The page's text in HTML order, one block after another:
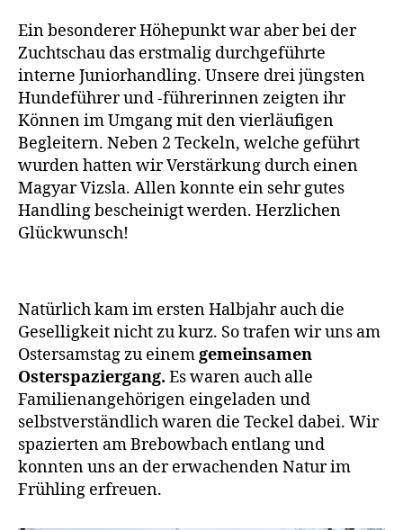
Ein besonderer Höhepunkt war aber bei der
Zuchtschau das erstmalig durchgeführte
interne Juniorhandling. Unsere drei jüngsten
Hundeführer und -führerinnen zeigten ihr
Können im Umgang mit den vierläufigen
Begleitern. Neben 2 Teckeln, welche geführt
wurden hatten wir Verstärkung durch einen
Magyar Vizsla. Allen konnte ein sehr gutes
Handling bescheinigt werden. Herzlichen
Glückwunsch!
Natürlich kam im ersten Halbjahr auch die
Geselligkeit nicht zu kurz. So trafen wir uns am
Ostersamstag zu einemgemeinsamen
Osterspaziergang. Es waren auch alle
Familienangehörigen eingeladen und
selbstverständlich waren die Teckel dabei. Wir
spazierten am Brebowbach entlang und
konnten uns an der erwachenden Natur im
Frühling erfreuen.